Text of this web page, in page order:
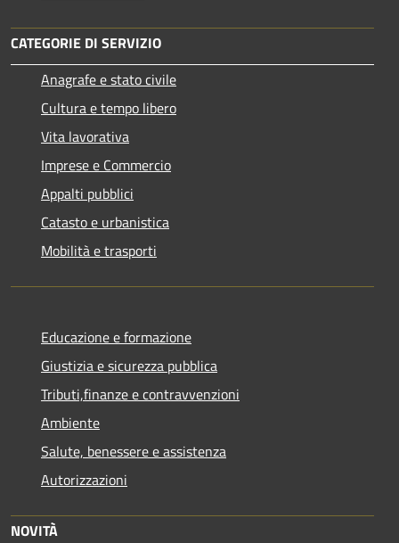
CATEGORIE DI SERVIZIO
Anagrafe e stato civile
Cultura e tempo libero
Vita lavorativa
Imprese e Commercio
Appalti pubblici
Catasto e urbanistica
Mobilità e trasporti
Educazione e formazione
Giustizia e sicurezza pubblica
Tributi,finanze e contravvenzioni
Ambiente
Salute, benessere e assistenza
Autorizzazioni
NOVITÀ